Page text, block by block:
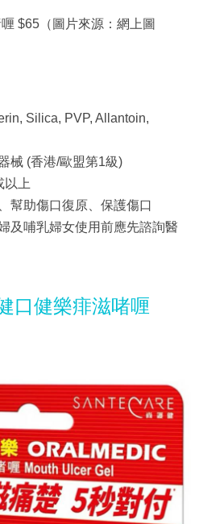
$65（圖片來源：網上圖
Silica, PVP, Allantoin,
械 (香港/歐盟第1級)
以上
幫助傷口復原、保護傷口
及哺乳婦女使用前應先諮詢醫
口健樂痱滋啫喱